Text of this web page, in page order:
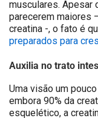
musculares. Apesar
parecerem maiores
creatina -, o fato é
preparados para
Auxilia no trato
Uma visão um
embora 90% da
esquelético, a